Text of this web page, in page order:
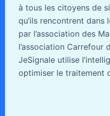
à tous les citoyens de
qu’ils rencontrent dans
par l’association des
l’association Carrefour
JeSignale utilise
optimiser le traitement